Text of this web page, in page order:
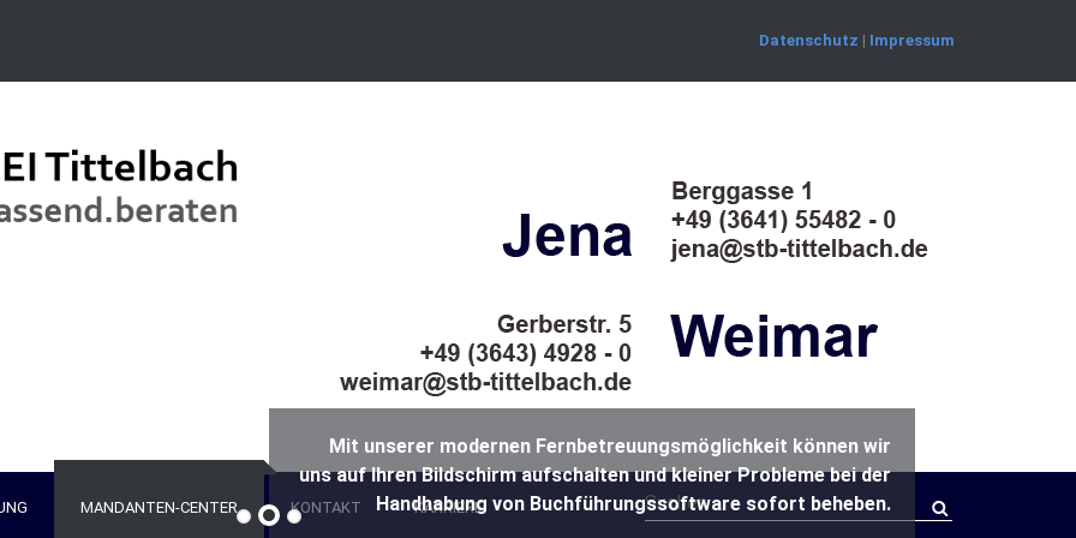
Datenschutz | Impressum
MANDANTEN-CENTER KONTAKT KARRIERE
Suchen
nach:
Mit unserer modernen Fernbetreuungsmöglichkeit können wir
uns auf Ihren Bildschirm aufschalten und kleiner Probleme bei der
Handhabung von Buchführungssoftware sofort beheben.